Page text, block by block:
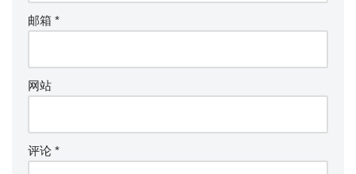
邮箱 *
网站
评论 *